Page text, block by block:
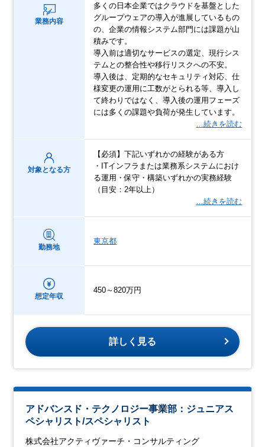
業務内容
多くの日本企業ではクラウドを基盤とした
グループウェアの導入が進展しているもの
の、企業の情報システム部門には課題が山
積みです。
導入前は適切なサービスの選定、現行シス
テムとの整合性や移行リスクへの不安。
導入後は、定期的なセキュリティ対応、仕
様変更の運用に工数がとられる等、導入し
て終わりではなく、導入後の運用フェーズ
には多くの課題や負荷が発生しています。
…続きを読む
対象となる方
【必須】下記いずれかの経験がある方
・ITインフラまたは業務系システムにおけ
る運用・保守・構築いずれかの実務経験
（目安：2年以上）
…続きを読む
勤務地
東京都
想定年収
450～820万円
詳しく見る
アドバンスド・テクノロジー事業部：ジュニアス
ペシャリスト/スペシャリスト
株式会社アクティヴァーチ・コンサルティング